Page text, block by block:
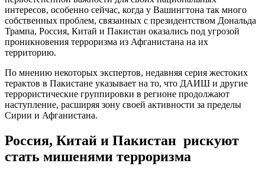
интересов, особенно сейчас, когда у Вашингтона так много
собственных проблем, связанных с президентством Дональда
Трампа, Россия, Китай и Пакистан оказались под угрозой
проникновения терроризма из Афганистана на их
территорию.
По мнению некоторых экспертов, недавняя серия жестоких
терактов в Пакистане указывает на то, что ДАИШ и другие
террористические группировки в регионе продолжают
наступление, расширяя зону своей активности за пределы
Сирии и Афганистана.
Россия, Китай и Пакистан рискуют
стать мишенями терроризма